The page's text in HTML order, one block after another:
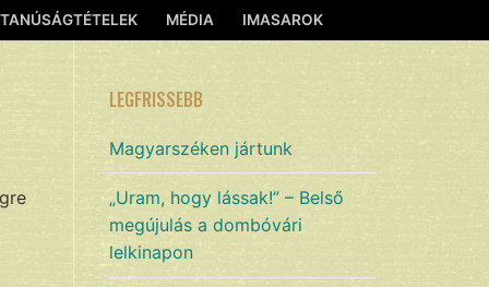
TANÚSÁGTÉTELEK MÉDIA IMASAROK
LEGFRISSEBB
Magyarszéken jártunk
„Uram, hogy lássak!” – Belső
megújulás a dombóvári
lelkinapon